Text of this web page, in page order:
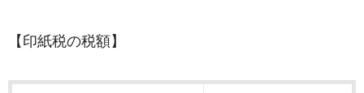
【印紙税の税額】